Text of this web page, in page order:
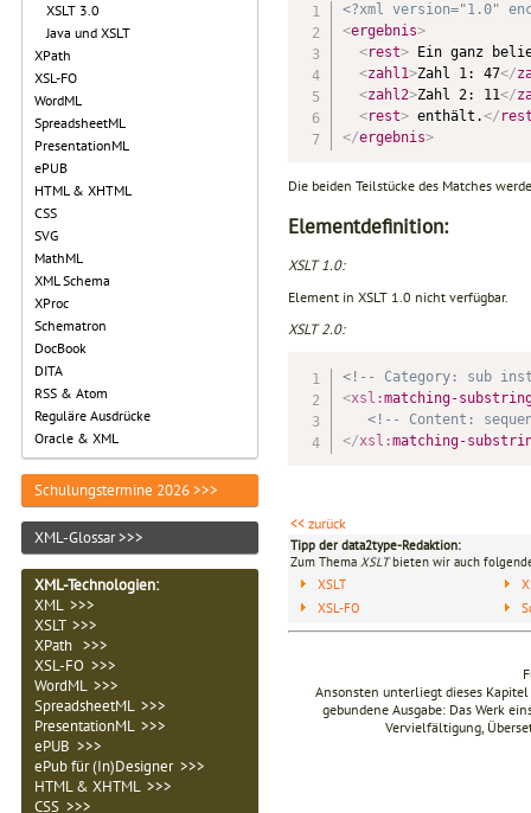
XSLT 3.0
Java und XSLT
XPath
XSL-FO
WordML
SpreadsheetML
PresentationML
ePUB
HTML & XHTML
CSS
SVG
MathML
XML Schema
XProc
Schematron
DocBook
DITA
RSS & Atom
Reguläre Ausdrücke
Oracle & XML
Schulungstermine 2026 >>>
XML-Glossar >>>
XML-Technologien:
XML >>>
XSLT >>>
XPath >>>
XSL-FO >>>
WordML >>>
SpreadsheetML >>>
PresentationML >>>
ePUB >>>
ePub für (In)Designer >>>
HTML & XHTML >>>
CSS >>>
<?xml version="1.0"
<ergebnis>
<rest> Ein ganz
<zahl1>Zahl 1: 47</
<zahl2>Zahl 2: 11</
<rest> enthält.</
</ergebnis>
Die beiden Teilstücke des Matches
Elementdefinition:
XSLT 1.0:
Element in XSLT 1.0 nicht verfügbar.
XSLT 2.0:
<!-- Category: sub
<xsl:matching-
<!-- Content:
</xsl:matching-
<< zurück
Tipp der data2type-Redaktion:
Zum Thema XSLTbieten wir auch
XSLT
XSL-FO
Ansonsten unterliegt dieses
gebundene Ausgabe: Das Werk
Vervielfältigung,